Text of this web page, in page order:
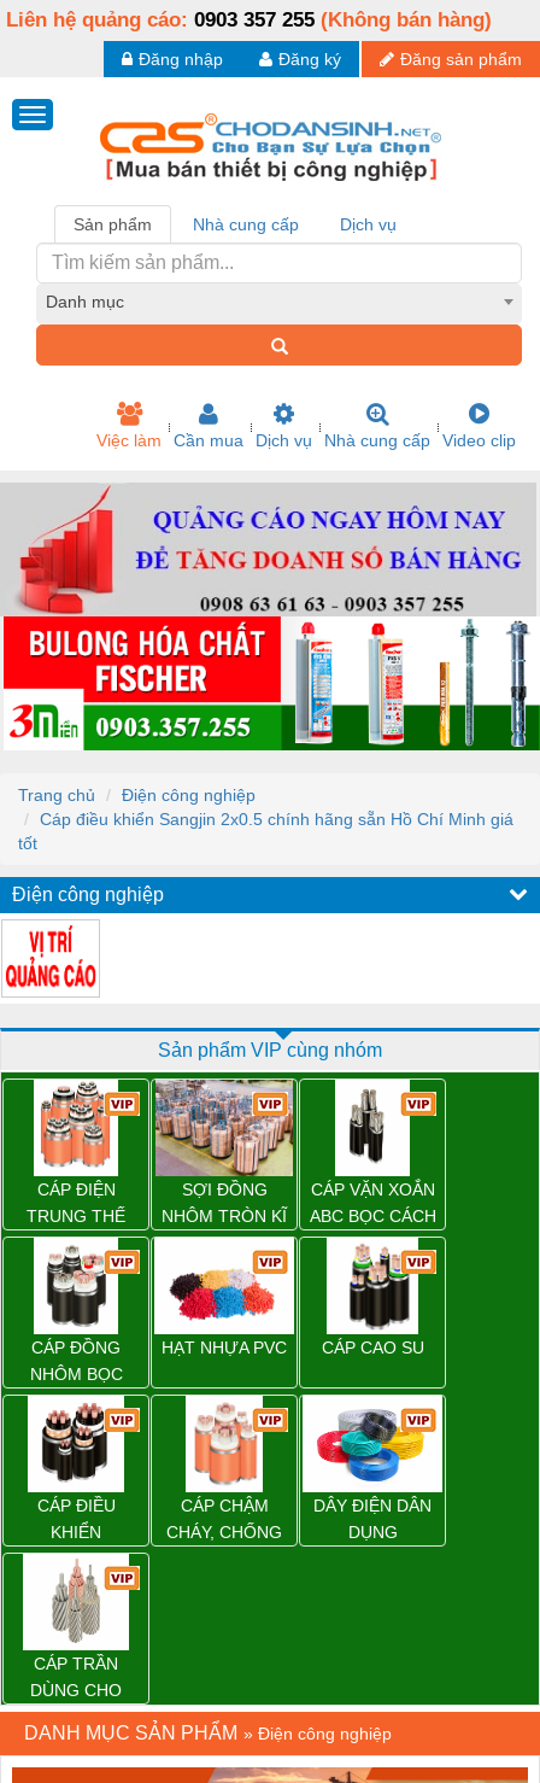
Liên hệ quảng cáo: 0903 357 255 (Không bán hàng)
Đăng sản phẩm
Đăng ký
Đăng nhập
Sản phẩm Nhà cung cấp Dịch vụ
Danh mục
Việc làm Cần mua Dịch vụ Nhà cung cấp Video clip
Trang chủ
Điện công nghiệp
Cáp điều khiển Sangjin 2x0.5 chính hãng sẵn Hồ Chí Minh giá
tốt
Điện công nghiệp
Sản phẩm VIP cùng nhóm
CÁP ĐIỆN
TRUNG THẾ
SỢI ĐỒNG
NHÔM TRÒN KĨ
THUẬT ĐIỆN
CÁP VẶN XOẮN
ABC BỌC CÁCH
ĐIỆN XLPE
CÁP ĐỒNG
NHÔM BỌC
HẠT NHỰA PVC CÁP CAO SU
CÁP ĐIỀU
KHIỂN
CÁP CHẬM
CHÁY, CHỐNG
DÂY ĐIỆN DÂN
DỤNG
CÁP TRẦN
DÙNG CHO
ĐƯỜNG DÂY
TẢI ĐIỆN TRÊN
KHÔNG
DANH MỤC SẢN PHẨM » Điện công nghiệp